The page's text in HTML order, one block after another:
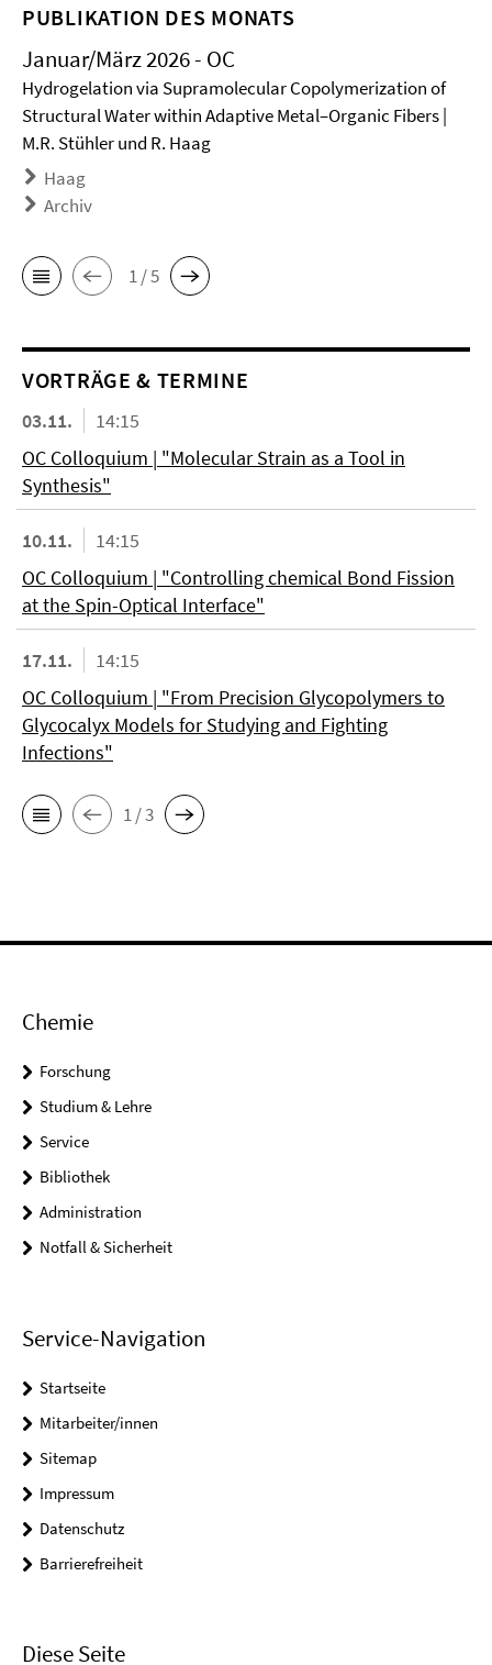
PUBLIKATION DES MONATS
Januar/März 2026 - OC
Hydrogelation via Supramolecular Copolymerization of
Structural Water within Adaptive Metal–Organic Fibers |
M.R. Stühler und R. Haag
Haag
Archiv
1 / 5
VORTRÄGE & TERMINE
03.11.
14:15
OC Colloquium | "Molecular Strain as a Tool in
Synthesis"
10.11.
14:15
OC Colloquium | "Controlling chemical Bond Fission
at the Spin-Optical Interface"
17.11.
14:15
OC Colloquium | "From Precision Glycopolymers to
Glycocalyx Models for Studying and Fighting
Infections"
1 / 3
Chemie
Forschung
Studium & Lehre
Service
Bibliothek
Administration
Notfall & Sicherheit
Service-Navigation
Startseite
Mitarbeiter/innen
Sitemap
Impressum
Datenschutz
Barrierefreiheit
Diese Seite